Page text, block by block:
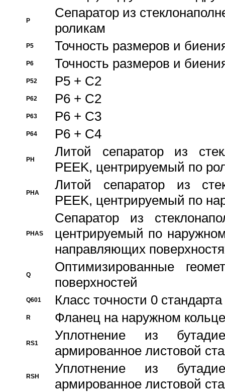
P
Cепаратор из
роликам
P5 Точность размеров и
P6 Точность размеров и
P52 P5 + C2
P62 P6 + C2
P63 P6 + C3
P64 P6 + C4
PH
Литой сепаратор из
PEEK, центрируемый по
PHA
Литой сепаратор из
PEEK, центрируемый по
PHAS
Сепаратор из
центрируемый по
направляющих
Q
Оптимизированные
поверхностей
Q601 Класс точности 0
R Фланец на наружном кольце
RS1
Уплотнение из
армированное листовой
RSH
Уплотнение из
армированное листовой